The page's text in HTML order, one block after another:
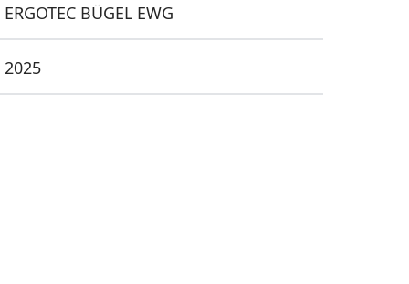
ERGOTEC BÜGEL EWG
2025